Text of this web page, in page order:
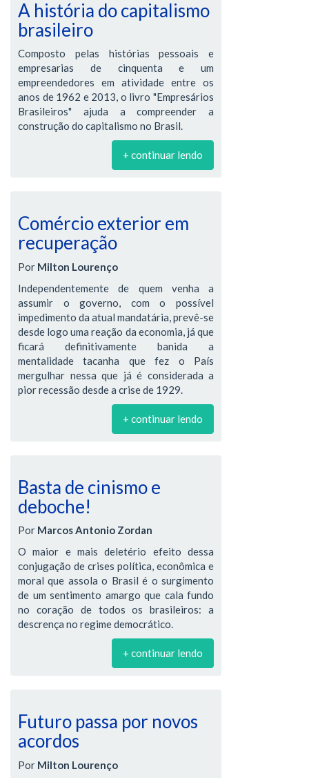
A história do capitalismo
brasileiro
Composto pelas histórias pessoais e
empresarias de cinquenta e um
empreendedores em atividade entre os
anos de 1962 e 2013, o livro "Empresários
Brasileiros" ajuda a compreender a
construção do capitalismo no Brasil.
+ continuar lendo
Comércio exterior em
recuperação
Por Milton Lourenço
Independentemente de quem venha a
assumir o governo, com o possível
impedimento da atual mandatária, prevê-se
desde logo uma reação da economia, já que
ficará definitivamente banida a
mentalidade tacanha que fez o País
mergulhar nessa que já é considerada a
pior recessão desde a crise de 1929.
+ continuar lendo
Basta de cinismo e
deboche!
Por Marcos Antonio Zordan
O maior e mais deletério efeito dessa
conjugação de crises política, econômica e
moral que assola o Brasil é o surgimento
de um sentimento amargo que cala fundo
no coração de todos os brasileiros: a
descrença no regime democrático.
+ continuar lendo
Futuro passa por novos
acordos
Por Milton Lourenço